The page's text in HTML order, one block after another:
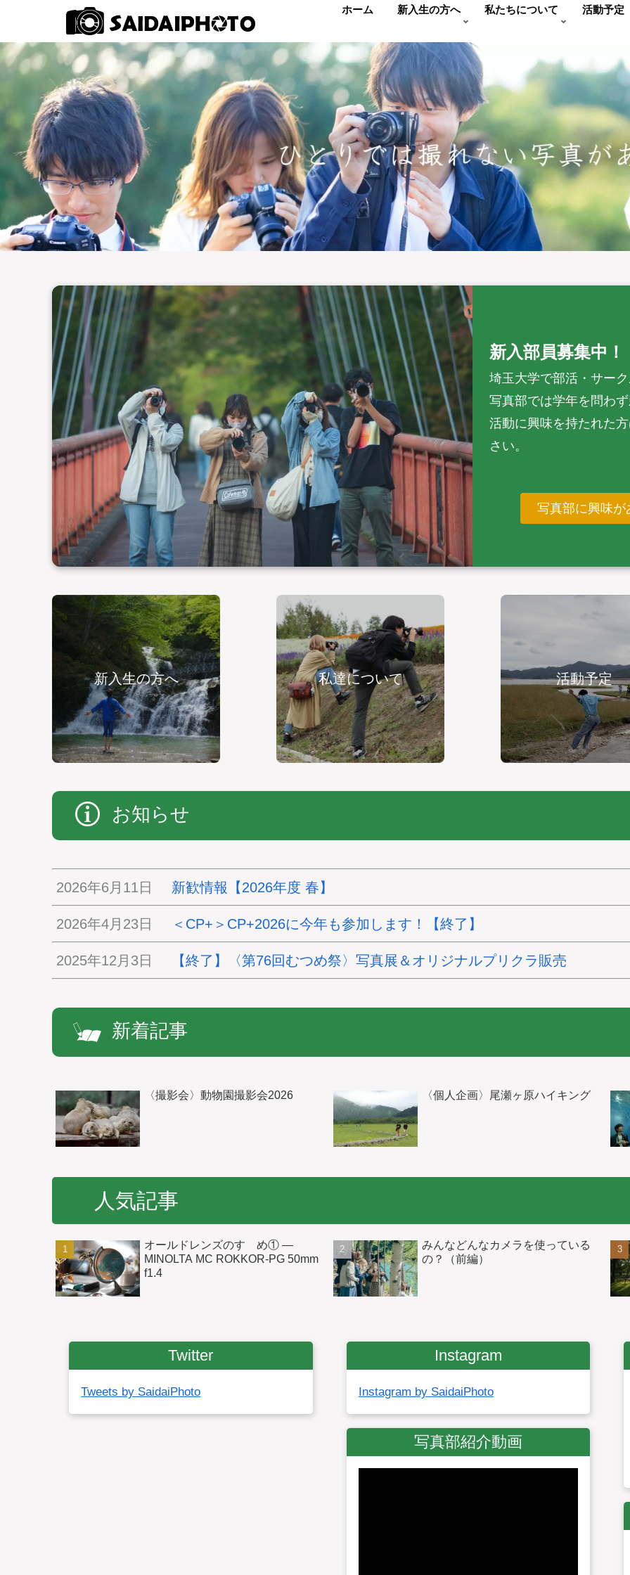
ホーム 新入生の方へ 私たちについて 活動予定
新入部員募集中！
埼玉大学で部活・サー
写真部では学年を問わ
活動に興味を持たれた
さい。
写真部に興味が
新入生の方へ 私達について 活動予定
お知らせ
2026年6月11日 新歓情報【2026年度 春】
2026年4月23日 ＜CP+＞CP+2026に今年も参加します！【終了】
2025年12月3日 【終了】〈第76回むつめ祭〉写真展＆オリジナルプリクラ販売
新着記事
〈撮影会〉動物園撮影会2026 〈個人企画〉尾瀬ヶ原ハイキング
人気記事
オールドレンズのすゝめ① ―
MINOLTA MC ROKKOR-PG 50mm
f1.4
みんなどんなカメラを使っている
の？（前編）
Twitter
Tweets by SaidaiPhoto
Instagram
Instagram by SaidaiPhoto
写真部紹介動画